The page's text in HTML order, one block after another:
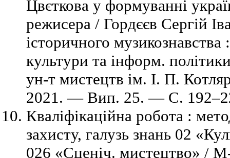
Цвєткова у формуванні
режисера / Гордєєв Сергій
історичного
культури та інформ.
ун-т мистецтв ім. І. П.
2021. — Вип. 25. — С.
Кваліфікаційна робота :
захисту, галузь знань 02
026 «Сценіч. мистецтво» /